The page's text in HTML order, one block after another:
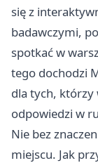
się z
badawczymi,
spotkać w
tego dochodzi
dla tych, którzy
odpowiedzi w
Nie bez
miejscu. Jak